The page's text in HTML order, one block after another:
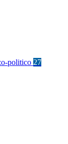
politico 27